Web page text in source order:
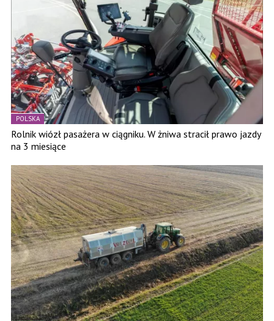
POLSKA
Rolnik wiózł pasażera w ciągniku. W żniwa stracił prawo jazdy
na 3 miesiące